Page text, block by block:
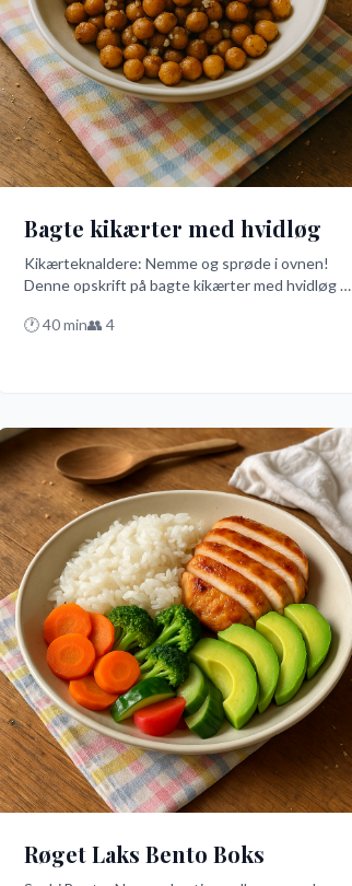
Bagte kikærter med hvidløg
Kikærteknaldere: Nemme og sprøde i ovnen!
Denne opskrift på bagte kikærter med hvidløg er
hver dag. Skyl, tør, krydr med olivenolie, havsalt
🕐40min👥 4
Røget Laks Bento Boks